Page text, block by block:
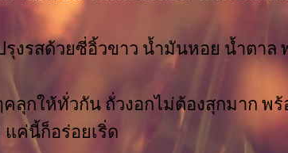
รุงรสด้วยซี่อิ้วขาว น้ำมันหอย น้ำตาล
ลุกให้ทั่วกัน ถั่วงอกไม่ต้องสุกมาก พ
ค่นี้ก็อร่อยเริ่ด